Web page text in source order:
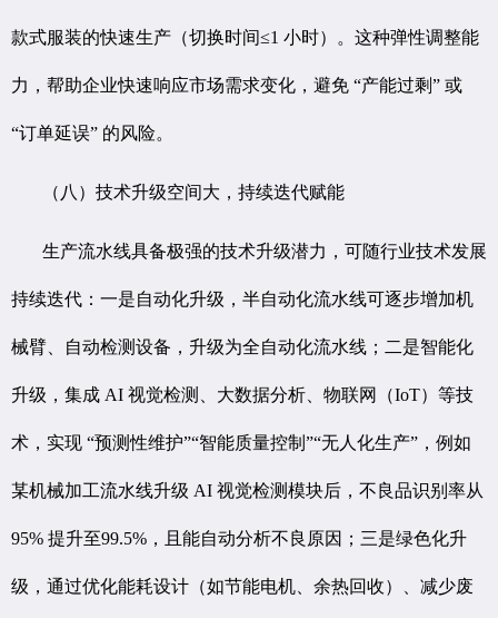
款式服装的快速生产（切换时间≤1 小时）。这种弹性调整能
力，帮助企业快速响应市场需求变化，避免 “产能过剩” 或
“订单延误” 的风险。
（八）技术升级空间大，持续迭代赋能
生产流水线具备极强的技术升级潜力，可随行业技术发展
持续迭代：一是自动化升级，半自动化流水线可逐步增加机
械臂、自动检测设备，升级为全自动化流水线；二是智能化
升级，集成 AI 视觉检测、大数据分析、物联网（IoT）等技
术，实现 “预测性维护”“智能质量控制”“无人化生产”，例如
某机械加工流水线升级 AI 视觉检测模块后，不良品识别率从
95% 提升至99.5%，且能自动分析不良原因；三是绿色化升
级，通过优化能耗设计（如节能电机、余热回收）、减少废